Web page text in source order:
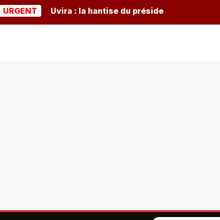
Uvira : la hantise du président burundais